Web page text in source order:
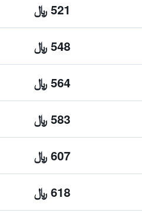
521 ﷼
548 ﷼
564 ﷼
583 ﷼
607 ﷼
618 ﷼